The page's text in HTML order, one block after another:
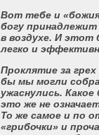
Вот тебе и
богу
в воздухе. И этот
легко и
Проклятие за
бы мы могли
ужаснулись.
это же не
То же самое и по
«грибочки» и